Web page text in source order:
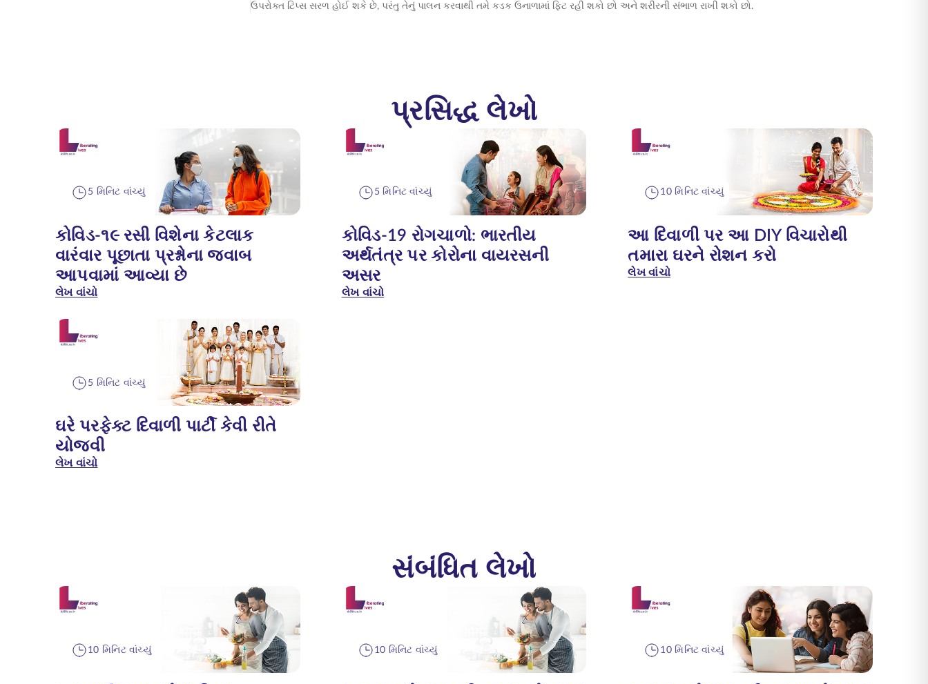
ઉપરોક્ત ટિપ્સ સરળ હોઈ શકે છે, પરંતુ તેનું પાલન કરવાથી તમે કડક ઉનાળામાં ફિટ રહી શકો છો અને શરીરની સંભાળ રાખી શકો છો.
પ્રસિદ્ધ લેખો
5 મિનિટ વાંચ્યું
કોવિડ-૧૯ રસી વિશેના કેટલાક
વારંવાર પૂછાતા પ્રશ્નોના જવાબ
આપવામાં આવ્યા છે
લેખ વાંચો
5 મિનિટ વાંચ્યું
કોવિડ-19 રોગચાળો: ભારતીય
અર્થતંત્ર પર કોરોના વાયરસની
અસર
લેખ વાંચો
10 મિનિટ વાંચ્યું
આ દિવાળી પર આ DIY વિચારોથી
તમારા ઘરને રોશન કરો
લેખ વાંચો
5 મિનિટ વાંચ્યું
ઘરે પરફેક્ટ દિવાળી પાર્ટી કેવી રીતે
યોજવી
લેખ વાંચો
સંબંધિત લેખો
10 મિનિટ વાંચ્યું 10 મિનિટ વાંચ્યું 10 મિનિટ વાંચ્યું